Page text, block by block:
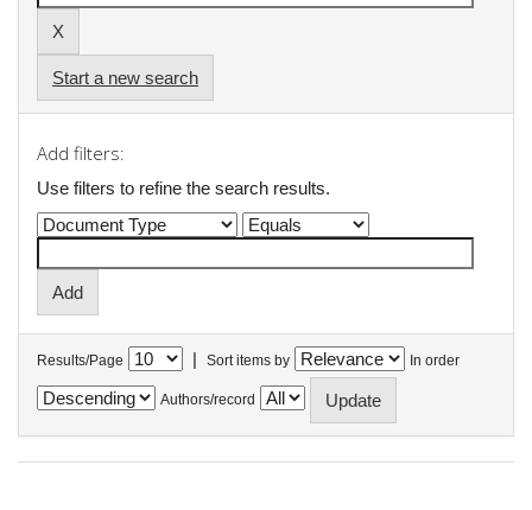
Start a new search
Add filters:
Use filters to refine the search results.
Results/Page | Sort items by In order
Authors/record